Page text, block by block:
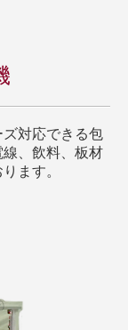
対応できる包
、飲料、板材
ます。